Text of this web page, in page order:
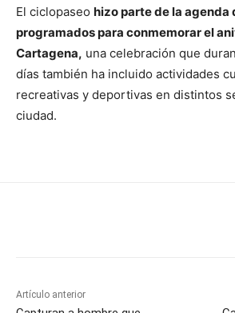
El ciclopaseo hizo parte de la agenda
programados para conmemorar el
Cartagena, una celebración que
días también ha incluido actividades
recreativas y deportivas en distintos
ciudad.
Artículo anterior